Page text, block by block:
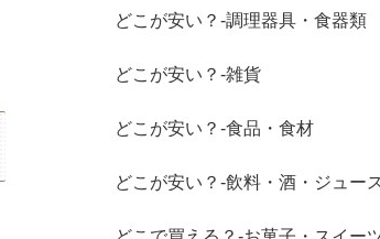
どこが安い？-調理器具・食器類
どこが安い？-雑貨
どこが安い？-食品・食材
どこが安い？-飲料・酒・ジュー